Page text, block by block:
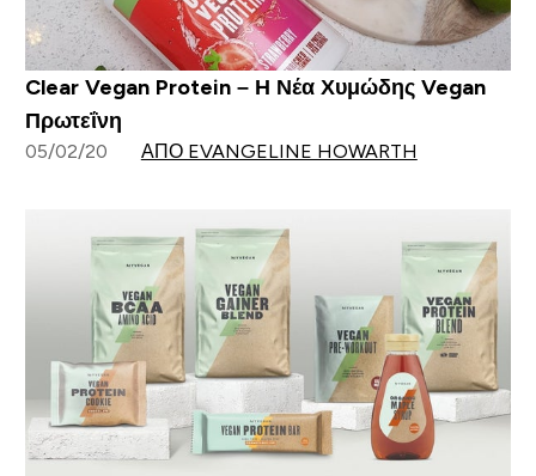
Clear Vegan Protein – Η Νέα Χυμώδης Vegan
Πρωτεΐνη
05/02/20 ΑΠΌ EVANGELINE HOWARTH